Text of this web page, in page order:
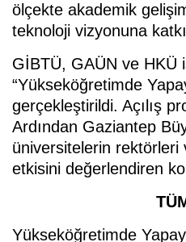
ölçekte akademik
teknoloji vizyonuna
GİBTÜ, GAÜN ve HKÜ
“Yükseköğretimde
gerçekleştirildi. Açılış
Ardından Gaziantep
üniversitelerin rektörleri
etkisini değerlendiren
Yükseköğretimde